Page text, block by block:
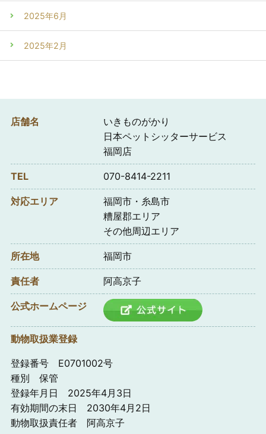
2025年6月
2025年2月
店舗名
いきものがかり
日本ペットシッターサービス
福岡店
TEL 070-8414-2211
対応エリア
福岡市・糸島市
糟屋郡エリア
その他周辺エリア
所在地 福岡市
責任者 阿高京子
公式ホームページ
動物取扱業登録
登録番号 E0701002号
種別 保管
登録年月日 2025年4月3日
有効期間の末日 2030年4月2日
動物取扱責任者 阿高京子